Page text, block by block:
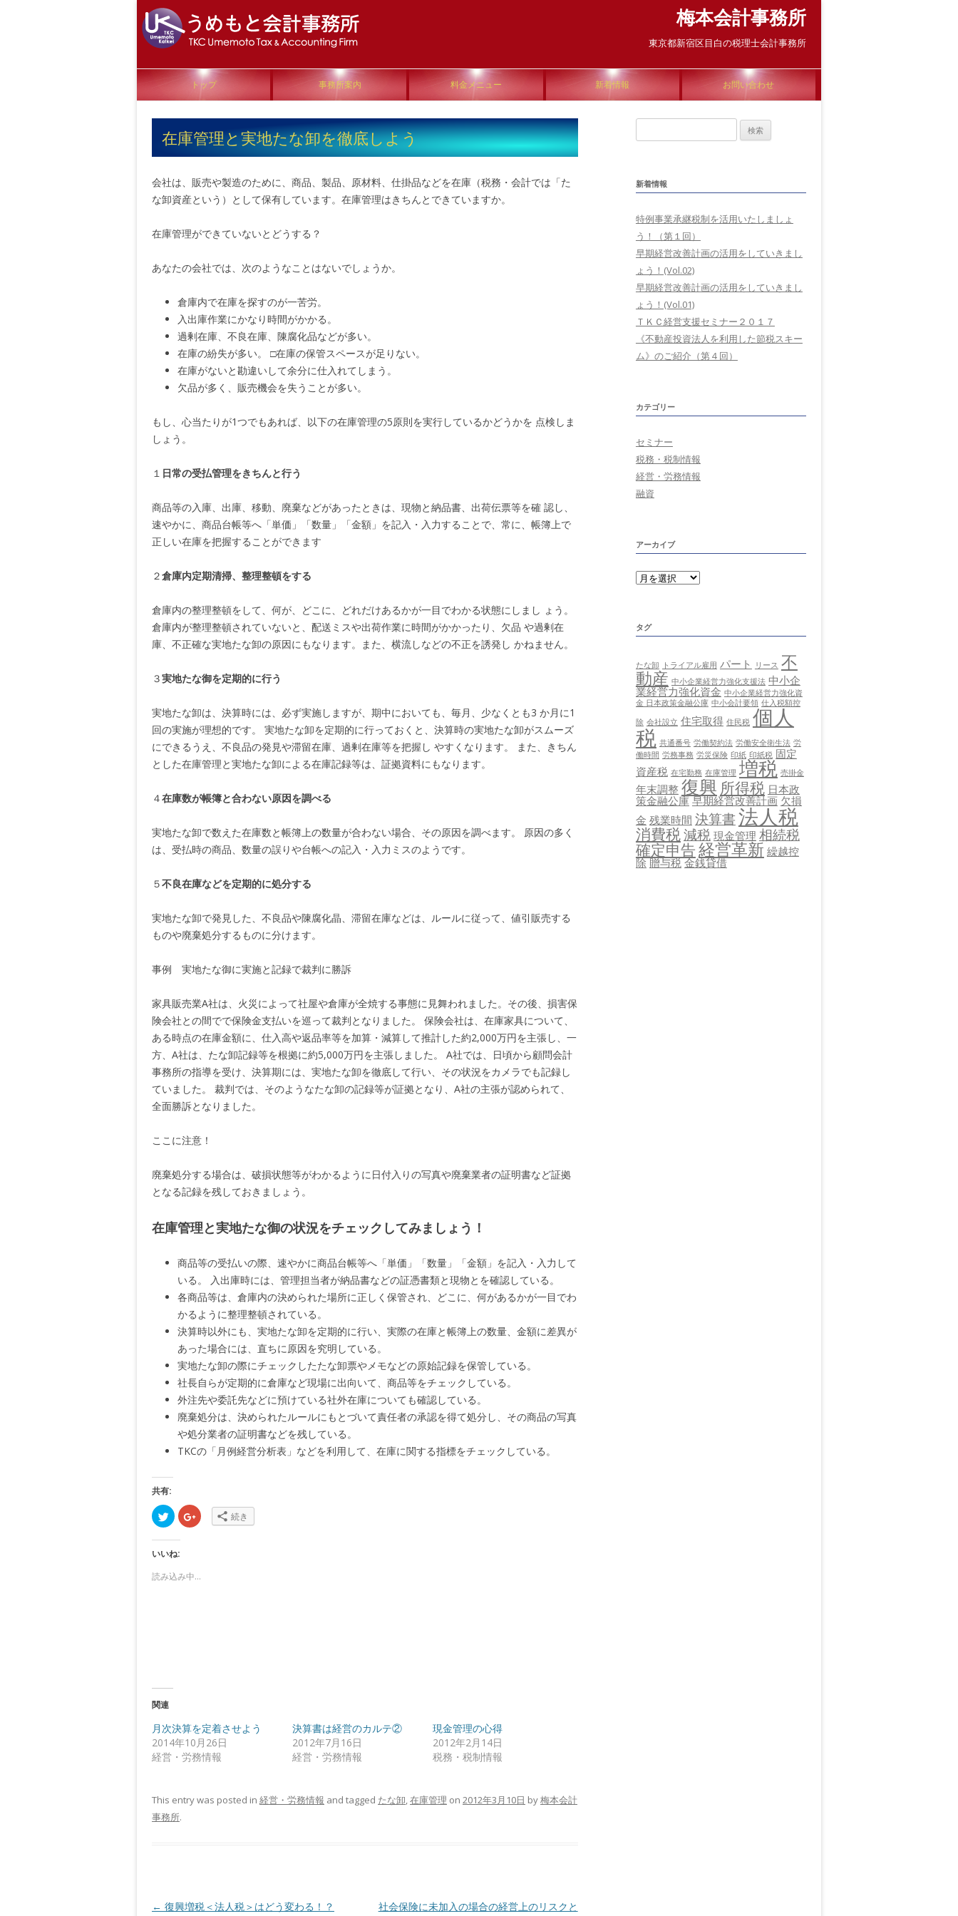
梅本会計事務所
東京都新宿区目白の税理士会計事務所
Skip to content
トップ 事務所案内 料金メニュー 新着情報 お問い合わせ
在庫管理と実地たな卸を徹底しよう
会社は、販売や製造のために、商品、製品、原材料、仕掛品などを在庫（税務・会計では「た
な卸資産という）として保有しています。在庫管理はきちんとできていますか。
在庫管理ができていないとどうする？
あなたの会社では、次のようなことはないでしょうか。
倉庫内で在庫を探すのが一苦労。
入出庫作業にかなり時間がかかる。
過剰在庫、不良在庫、陳腐化品などが多い。
在庫の紛失が多い。 □在庫の保管スペースが足りない。
在庫がないと勘違いして余分に仕入れてしまう。
欠品が多く、販売機会を失うことが多い。
もし、心当たりが1つでもあれば、以下の在庫管理の5原則を実行しているかどうかを 点検しま
しょう。
１ 日常の受払管理をきちんと行う
商品等の入庫、出庫、移動、廃棄などがあったときは、現物と納品書、出荷伝票等を確 認し、
速やかに、商品台帳等へ「単価」「数量」「金額」を記入・入力することで、常に、帳簿上で
正しい在庫を把握することができます
２倉庫内定期清掃、整理整頓をする
倉庫内の整理整頓をして、何が、どこに、どれだけあるかが一目でわかる状態にしまし ょう。
倉庫内が整理整頓されていないと、配送ミスや出荷作業に時間がかかったり、欠品 や過剰在
庫、不正確な実地たな卸の原因にもなります。また、横流しなどの不正を誘発し かねません。
３実地たな御を定期的に行う
実地たな卸は、決算時には、必ず実施しますが、期中においても、毎月、少なくとも3 か月に1
回の実施が理想的です。 実地たな卸を定期的に行っておくと、決算時の実地たな卸がスムーズ
にできるうえ、不良品の発見や滞留在庫、過剰在庫等を把握し やすくなります。 また、きちん
とした在庫管理と実地たな卸による在庫記録等は、証拠資料にもなります。
４在庫数が帳簿と合わない原因を調べる
実地たな卸で数えた在庫数と帳簿上の数量が合わない場合、その原因を調べます。 原因の多く
は、受払時の商品、数量の誤りや台帳への記入・入力ミスのようです。
５不良在庫などを定期的に処分する
実地たな卸で発見した、不良品や陳腐化晶、滞留在庫などは、ルールに従って、値引販売する
ものや廃棄処分するものに分けます。
事例 実地たな御に実施と記録で裁判に勝訴
家具販売業A社は、火災によって社屋や倉庫が全焼する事態に見舞われました。その後、損害保
険会社との間でで保険金支払いを巡って裁判となりました。 保険会社は、在庫家具について、
ある時点の在庫金額に、仕入高や返品率等を加算・減算して推計した約2,000万円を主張し、一
方、A社は、たな卸記録等を根拠に約5,000万円を主張しました。 A社では、日頃から顧問会計
事務所の指導を受け、決算期には、実地たな卸を徹底して行い、その状況をカメラでも記録し
ていました。 裁判では、そのようなたな卸の記録等が証拠となり、A社の主張が認められて、
全面勝訴となりました。
ここに注意！
廃棄処分する場合は、破損状態等がわかるように日付入りの写真や廃棄業者の証明書など証拠
となる記録を残しておきましょう。
在庫管理と実地たな御の状況をチェックしてみましょう！
商品等の受払いの際、速やかに商品台帳等へ「単価」「数量」「金額」を記入・入力して
いる。 入出庫時には、管理担当者が納品書などの証憑書類と現物とを確認している。
各商品等は、倉庫内の決められた場所に正しく保管され、どこに、何があるかが一目でわ
かるように整理整頓されている。
決算時以外にも、実地たな卸を定期的に行い、実際の在庫と帳簿上の数量、金額に差異が
あった場合には、直ちに原因を究明している。
実地たな卸の際にチェックしたたな卸票やメモなどの原始記録を保管している。
社長自らが定期的に倉庫など現場に出向いて、商品等をチェックしている。
外注先や委託先などに預けている社外在庫についても確認している。
廃棄処分は、決められたルールにもとづいて責任者の承認を得て処分し、その商品の写真
や処分業者の証明書などを残している。
TKCの「月例経営分析表」などを利用して、在庫に関する指標をチェックしている。
共有:
ク
リ
ク
し
て
w
i
で
開
き
ま
す
ク
リ
o
で
開
き
ま
す
続き
いいね:
読み込み中...
関連
月次決算を定着させよう
2014年10月26日
経営・労務情報
決算書は経営のカルテ②
2012年7月16日
経営・労務情報
現金管理の心得
2012年2月14日
税務・税制情報
This entry was posted in 経営・労務情報 and tagged たな卸,在庫管理 on 2012年3月10日 by梅本会計
事務所.
Post navigation
← 復興増税＜法人税＞はどう変わる！？ 社会保険に未加入の場合の経営上のリスクと
索:
新着情報
特例事業承継税制を活用いたしましょ
う！（第１回）
早期経営改善計画の活用をしていきまし
ょう！(Vol.02)
早期経営改善計画の活用をしていきまし
ょう！(Vol.01)
ＴＫＣ経営支援セミナー２０１７
《不動産投資法人を利用した節税スキー
ム》のご紹介（第４回）
カテゴリー
セミナー
税務・税制情報
経営・労務情報
融資
アーカイブ
ア
ー
タグ
たな卸 トライアル雇用 パート リース 不
動産 中小企業経営力強化支援法 中小企
業経営力強化資金 中小企業経営力強化資
金 日本政策金融公庫 中小会計要領 仕入税額控
除 会社設立 住宅取得 住民税 個人
税 共通番号 労働契約法 労働安全衛生法 労
働時間 労務事務 労災保険 印紙 印紙税 固定
資産税 在宅勤務 在庫管理 増税 売掛金
年末調整復興 所得税 日本政
策金融公庫早期経営改善計画 欠損
金 残業時間 決算書法人税
消費税減税現金管理 相続税
確定申告経営革新繰越控
除贈与税金銭貸借